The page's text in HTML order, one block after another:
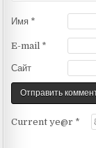
Имя *
E-mail *
Сайт
Current ye@r *